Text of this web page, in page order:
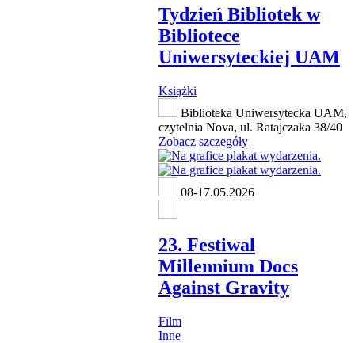
Tydzień Bibliotek w
Bibliotece
Uniwersyteckiej UAM
Książki
Biblioteka Uniwersytecka UAM,
czytelnia Nova, ul. Ratajczaka 38/40
Zobacz szczegóły
08-17.05.2026
23. Festiwal
Millennium Docs
Against Gravity
Film
Inne